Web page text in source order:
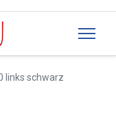
links schwarz